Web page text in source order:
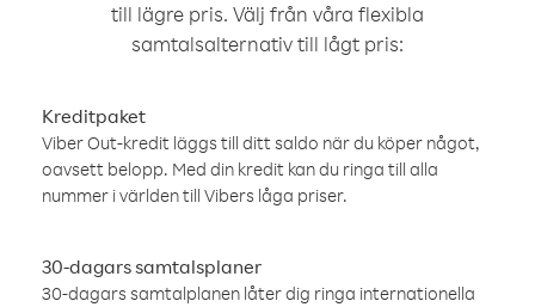
till lägre pris. Välj från våra flexibla
samtalsalternativ till lågt pris:
Kreditpaket
Viber Out-kredit läggs till ditt saldo när du köper något,
oavsett belopp. Med din kredit kan du ringa till alla
nummer i världen till Vibers låga priser.
30-dagars samtalsplaner
30-dagars samtalplanen låter dig ringa internationella